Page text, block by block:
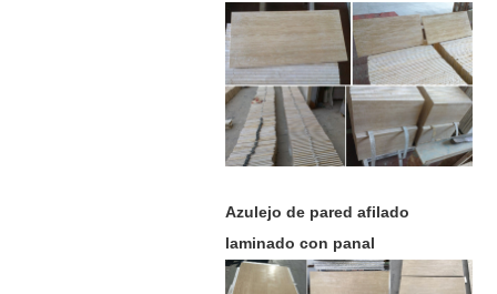
Azulejo de pared afilado
laminado con panal